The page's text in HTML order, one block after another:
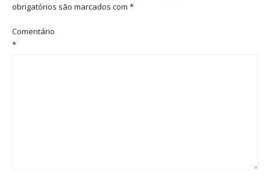
obrigatórios são marcados com *
Comentário
*